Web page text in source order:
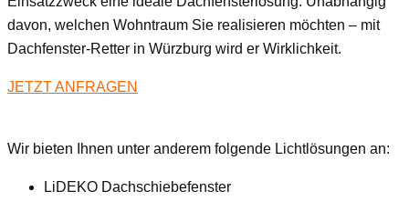
davon, welchen Wohntraum Sie realisieren möchten – mit
Dachfenster-Retter in Würzburg wird er Wirklichkeit.
JETZT ANFRAGEN
Wir bieten Ihnen unter anderem folgende Lichtlösungen an:
LiDEKO Dachschiebefenster